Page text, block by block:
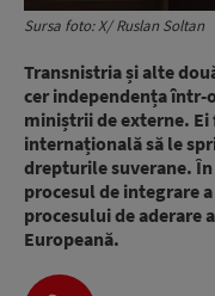
Sursa foto: X/ Ruslan Soltan
Transnistria și alte
cer independența într-
miniștrii de externe.
internațională să le
drepturile suverane.
procesul de integrare
procesului de aderare
Europeană.